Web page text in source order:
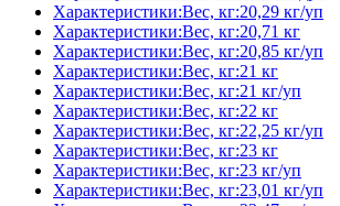
Характеристики:Вес, кг:20,29 кг/уп
Характеристики:Вес, кг:20,71 кг
Характеристики:Вес, кг:20,85 кг/уп
Характеристики:Вес, кг:21 кг
Характеристики:Вес, кг:21 кг/уп
Характеристики:Вес, кг:22 кг
Характеристики:Вес, кг:22,25 кг/уп
Характеристики:Вес, кг:23 кг
Характеристики:Вес, кг:23 кг/уп
Характеристики:Вес, кг:23,01 кг/уп